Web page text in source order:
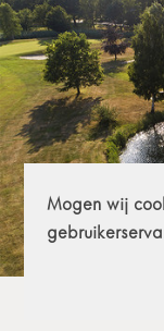
Mogen wij